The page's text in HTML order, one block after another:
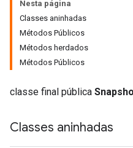
Nesta página
Classes aninhadas
Métodos Públicos
Métodos herdados
Métodos Públicos
classe final pública
Classes aninhadas